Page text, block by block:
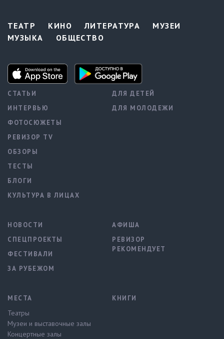
ТЕАТР КИНО ЛИТЕРАТУРА
МУЗЕИ
МУЗЫКА
ОБЩЕСТВО
СТАТЬИ
ИНТЕРВЬЮ
ФОТОСЮЖЕТЫ
РЕВИЗОР TV
ОБЗОРЫ
ТЕСТЫ
БЛОГИ
КУЛЬТУРА В ЛИЦАХ
ДЛЯ ДЕТЕЙ
ДЛЯ МОЛОДЕЖИ
НОВОСТИ
СПЕЦПРОЕКТЫ
ФЕСТИВАЛИ
ЗА РУБЕЖОМ
АФИША
РЕВИЗОР
РЕКОМЕНДУЕТ
МЕСТА
Театры
Музеи и выставочные залы
Концертные залы
КНИГИ